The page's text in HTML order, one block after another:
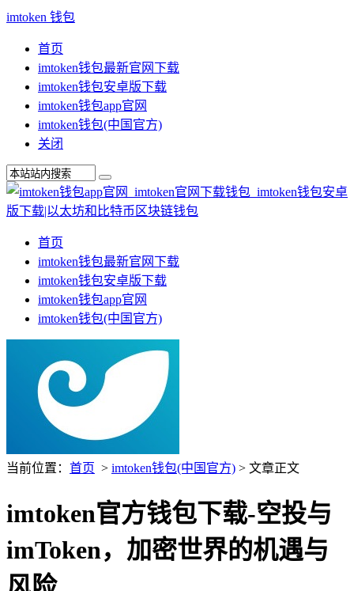
imtoken 钱包
首页
imtoken钱包最新官网下载
imtoken钱包安卓版下载
imtoken钱包app官网
imtoken钱包(中国官方)
关闭
首页
imtoken钱包最新官网下载
imtoken钱包安卓版下载
imtoken钱包app官网
imtoken钱包(中国官方)
当前位置： 首页 > imtoken钱包(中国官方) > 文章正文
imtoken官方钱包下载-空投与
imToken，加密世界的机遇与